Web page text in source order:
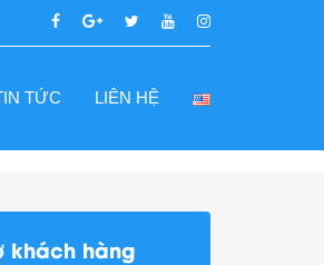
TỨC LIÊN HỆ
khách hàng